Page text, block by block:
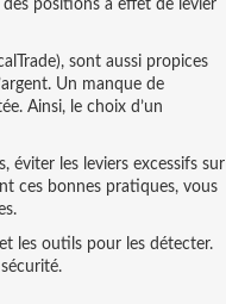
positions à effet de levier
sont aussi propices
Un manque de
Ainsi, le choix d’un
éviter les leviers excessifs sur
ces bonnes pratiques, vous
les outils pour les détecter.